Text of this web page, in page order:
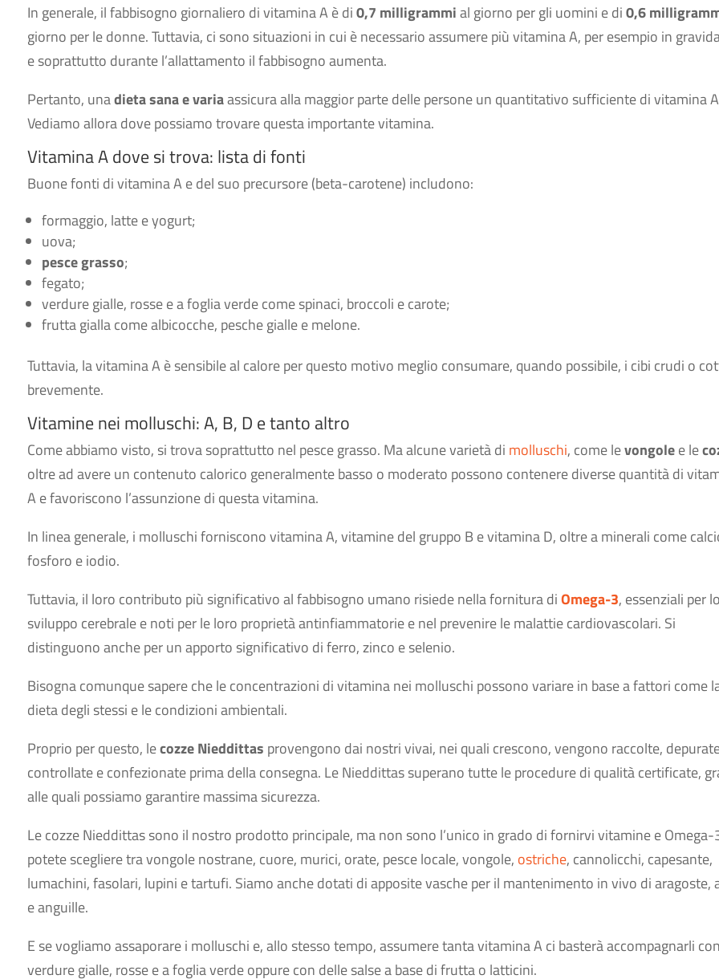
In generale, il fabbisogno giornaliero di vitamina A è di0,7 milligrammial giorno per gli uomini e di0,6
giorno per le donne. Tuttavia, ci sono situazioni in cui è necessario assumere più vitamina A, per esempio in
e soprattutto durante l’allattamento il fabbisogno aumenta.
Pertanto, unadieta sana e variaassicura alla maggior parte delle persone un quantitativo sufficiente di vitamina
Vediamo allora dove possiamo trovare questa importante vitamina.
Vitamina A dove si trova: lista di fonti
Buone fonti di vitamina A e del suo precursore (beta-carotene) includono:
formaggio, latte e yogurt;
uova;
pescegrasso;
fegato;
verdure gialle, rosse e a foglia verde come spinaci, broccoli e carote;
frutta gialla come albicocche, pesche gialle e melone.
Tuttavia, la vitamina A è sensibile al calore per questo motivo meglio consumare, quando possibile, i cibi crudi o
brevemente.
Vitamine nei molluschi: A, B, D e tanto altro
Come abbiamo visto, si trova soprattutto nel pesce grasso. Ma alcune varietà di molluschi, come levongolee le
oltre ad avere un contenuto calorico generalmente basso o moderato possono contenere diverse quantità di
A e favoriscono l’assunzione di questa vitamina.
In linea generale, i molluschi forniscono vitamina A, vitamine del gruppo B e vitamina D, oltre a minerali come
fosforo e iodio.
Tuttavia, il loro contributo più significativo al fabbisogno umano risiede nella fornitura diOmega-3, essenziali per
sviluppo cerebrale e noti per le loro proprietà antinfiammatorie e nel prevenire le malattie cardiovascolari. Si
distinguono anche per un apporto significativo di ferro, zinco e selenio.
Bisogna comunque sapere che le concentrazioni di vitamina nei molluschi possono variare in base a fattori come
dieta degli stessi e le condizioni ambientali.
Proprio per questo, lecozze Nieddittas provengono dai nostri vivai, nei quali crescono, vengono raccolte,
controllate e confezionate prima della consegna. Le Nieddittas superano tutte le procedure di qualità certificate,
alle quali possiamo garantire massima sicurezza.
Le cozze Nieddittas sono il nostro prodotto principale, ma non sono l’unico in grado di fornirvi vitamine e Omega-
potete scegliere tra vongole nostrane, cuore, murici, orate, pesce locale, vongole, ostriche, cannolicchi, capesante,
lumachini, fasolari, lupini e tartufi. Siamo anche dotati di apposite vasche per il mantenimento in vivo di aragoste,
e anguille.
E se vogliamo assaporare i molluschi e, allo stesso tempo, assumere tanta vitamina A ci basterà accompagnarli
verdure gialle, rosse e a foglia verde oppure con delle salse a base di frutta o latticini.